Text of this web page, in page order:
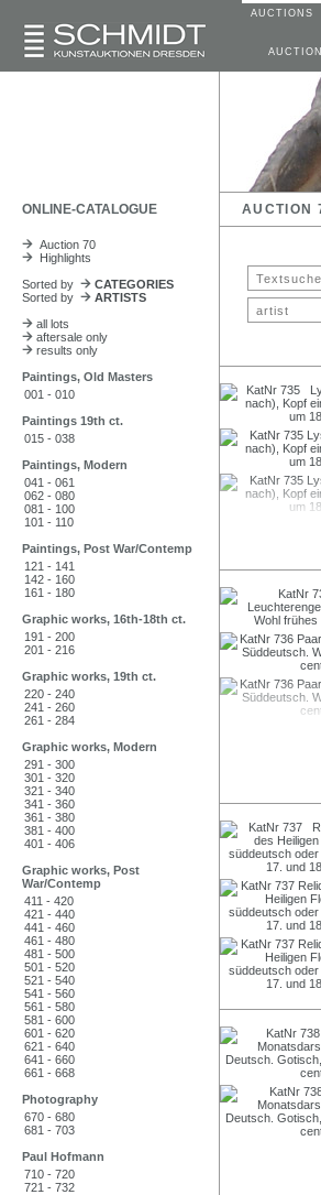
AUCTIONS
ONLINE-CATALOGUE AUCTION
Auction 70
Highlights
Sorted by
CATEGORIES
Sorted by
ARTISTS
all lots
aftersale only
results only
Paintings, Old Masters
001 - 010
Paintings 19th ct.
015 - 038
Paintings, Modern
041 - 061
062 - 080
081 - 100
101 - 110
Paintings, Post War/Contemp
121 - 141
142 - 160
161 - 180
Graphic works, 16th-18th ct.
191 - 200
201 - 216
Graphic works, 19th ct.
220 - 240
241 - 260
261 - 284
Graphic works, Modern
291 - 300
301 - 320
321 - 340
341 - 360
361 - 380
381 - 400
401 - 406
Graphic works, Post
War/Contemp
411 - 420
421 - 440
441 - 460
461 - 480
481 - 500
501 - 520
521 - 540
541 - 560
561 - 580
581 - 600
601 - 620
621 - 640
641 - 660
661 - 668
Photography
670 - 680
681 - 703
Paul Hofmann
710 - 720
721 - 732